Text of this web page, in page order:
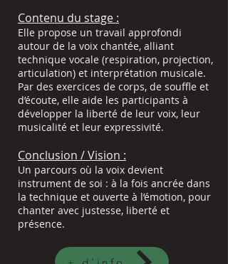
Contenu du stage :
Elle propose un travail approfondi
autour de la voix chantée, alliant
technique vocale (respiration, projection,
articulation) et interprétation musicale.
Par des exercices de corps, de souffle et
d’écoute, elle aide les participants à
développer la liberté de leur voix, leur
musicalité et leur expressivité.
Conclusion / Vision :
Un parcours où la voix devient
instrument de soi : à la fois ancrée dans
la technique et ouverte à l’émotion, pour
chanter avec justesse, liberté et
présence.